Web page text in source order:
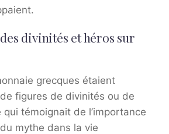
divinités et héros sur
grecques étaient
figures de divinités ou de
qui témoignait de l’importance
mythe dans la vie